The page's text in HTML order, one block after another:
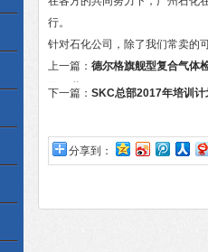
行。
针对石化公司，除了我们常卖的
上一篇： 德尔格旗舰型复合气体
将面世
下一篇： SKC总部2017年培训计
分享到：